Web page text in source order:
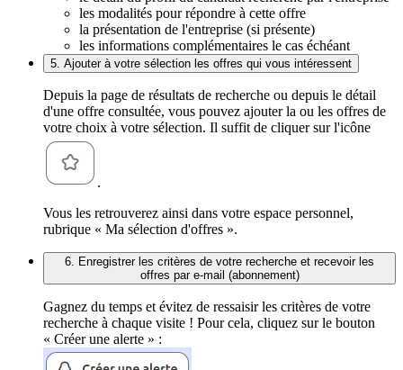
les modalités pour répondre à cette offre
la présentation de l'entreprise (si présente)
les informations complémentaires le cas échéant
5. Ajouter à votre sélection les offres qui vous intéressent
Depuis la page de résultats de recherche ou depuis le détail
d'une offre consultée, vous pouvez ajouter la ou les offres de
votre choix à votre sélection. Il suffit de cliquer sur l'icône
.
Vous les retrouverez ainsi dans votre espace personnel,
rubrique « Ma sélection d'offres ».
6. Enregistrer les critères de votre recherche et recevoir les
offres par e-mail (abonnement)
Gagnez du temps et évitez de ressaisir les critères de votre
recherche à chaque visite ! Pour cela, cliquez sur le bouton
« Créer une alerte » :